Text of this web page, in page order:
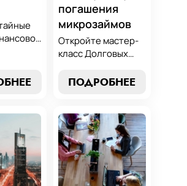
по
в мир
погашения
микрозаймов
Откройте мастер-
класс Долговых
погашению
финансового
равновесия.
Узнайте, как
управлять долгами
и достичь
финансовой
ПОДРОБНЕЕ